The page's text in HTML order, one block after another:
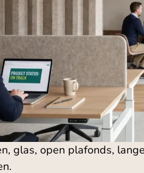
glas, open plafonds,